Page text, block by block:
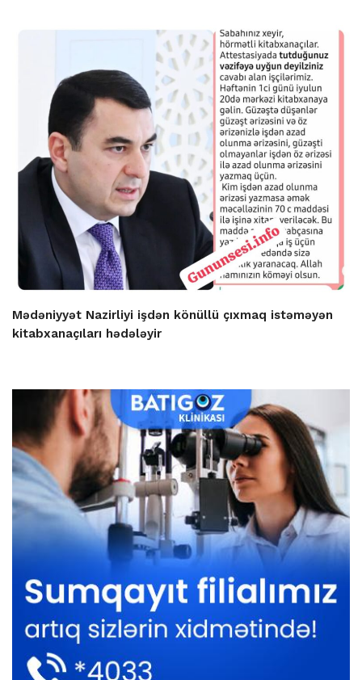
Mədəniyyət Nazirliyi işdən könüllü çıxmaq istəməyən
kitabxanaçıları hədələyir